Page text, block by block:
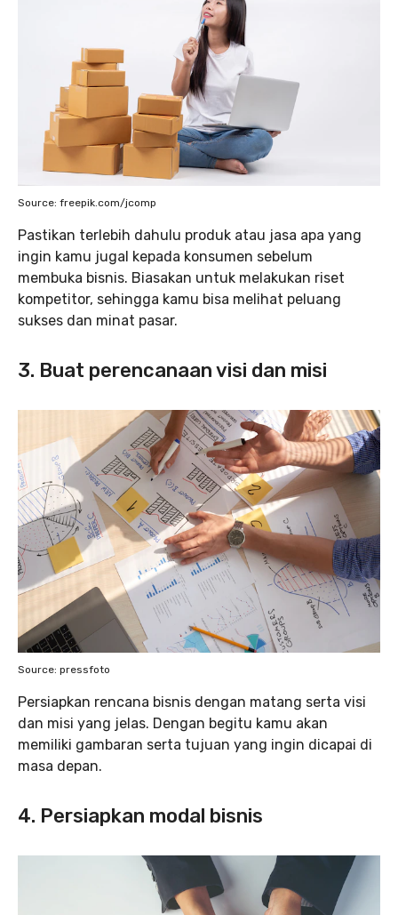
Source: freepik.com/jcomp
Pastikan terlebih dahulu produk atau jasa apa yang
ingin kamu jugal kepada konsumen sebelum
membuka bisnis. Biasakan untuk melakukan riset
kompetitor, sehingga kamu bisa melihat peluang
sukses dan minat pasar.
3. Buat perencanaan visi dan misi
Source: pressfoto
Persiapkan rencana bisnis dengan matang serta visi
dan misi yang jelas. Dengan begitu kamu akan
memiliki gambaran serta tujuan yang ingin dicapai di
masa depan.
4. Persiapkan modal bisnis